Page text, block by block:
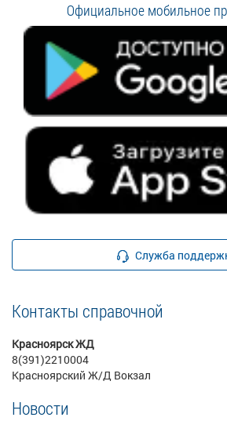
Официальное мобильное
Служба
Контакты справочной
Красноярск ЖД
8(391)2210004
Красноярский Ж/Д Вокзал
Новости